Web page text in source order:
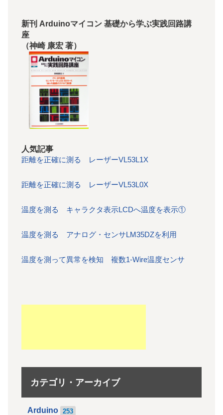
新刊 Arduinoマイコン 基礎から学ぶ実践回路講
座
（神崎 康宏 著）
人気記事
距離を正確に測る レーザーVL53L1X
距離を正確に測る レーザーVL53L0X
温度を測る キャラクタ表示LCDへ温度を表示①
温度を測る アナログ・センサLM35DZを利用
温度を測って異常を検知 複数1-Wire温度センサ
カテゴリ・アーカイブ
Arduino 253